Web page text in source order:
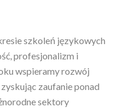
szkoleń językowych
profesjonalizm i
wspieramy rozwój
zaufanie ponad
sektory